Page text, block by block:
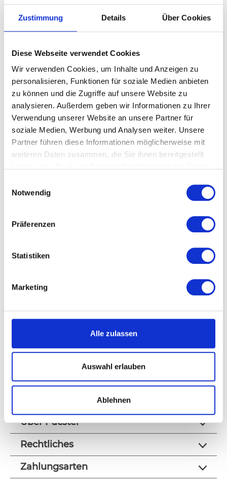
Zustimmung Details Über Cookies
Diese Webseite verwendet Cookies
Wir verwenden Cookies, um Inhalte und Anzeigen zu
personalisieren, Funktionen für soziale Medien anbieten
zu können und die Zugriffe auf unsere Website zu
analysieren. Außerdem geben wir Informationen zu Ihrer
Verwendung unserer Website an unsere Partner für
soziale Medien, Werbung und Analysen weiter. Unsere
Partner führen diese Informationen möglicherweise mit
weiteren Daten zusammen, die Sie ihnen bereitgestellt
Notwendig
Präferenzen
Statistiken
Marketing
Alle zulassen
Auswahl erlauben
Ablehnen
Beschreibung
Schöne Designer Klappkarte - Jubiläum 35
DIN A5 Querformat; gedruckt auf hochwertigem
Siegelwachs.
Texte mit z.B. kyrillischen Buchstaben
ausschließlich die Schriftart Montserrat
100096
Über Pacster
Rechtliches
Zahlungsarten